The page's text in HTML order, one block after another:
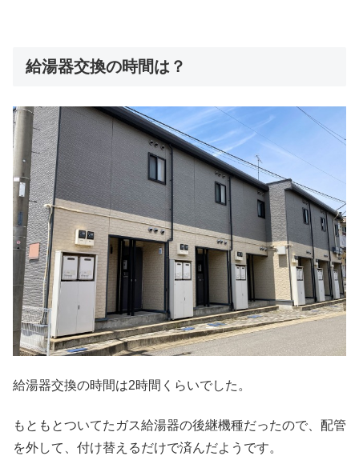
給湯器交換の時間は？
給湯器交換の時間は2時間くらいでした。
もともとついてたガス給湯器の後継機種だったので、配管
を外して、付け替えるだけで済んだようです。